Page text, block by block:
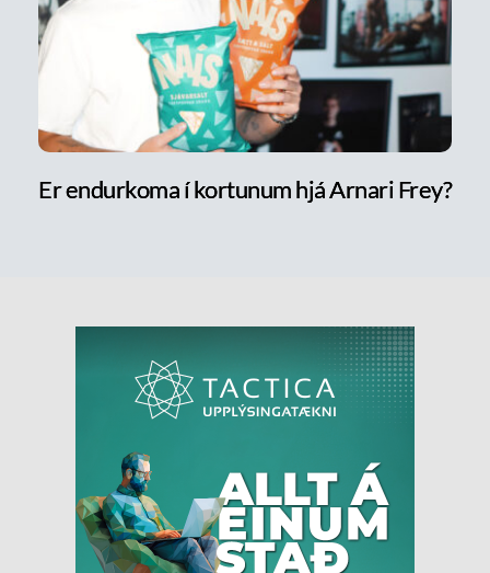
Er endurkoma í kortunum hjá Arnari Frey?